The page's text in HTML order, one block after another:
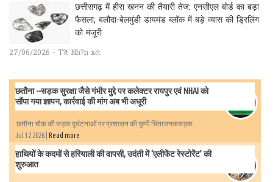
छत्तीसगढ़ में हीरा खनन की तैयारी तेज: एनसीएल बोर्ड का बड़ा
फैसला, बलौदा-बेलमुंडी डायमंड ब्लॉक में बड़े व्यास की ड्रिलिंग
को मंजूरी
27/06/2026 - T?t Nh?n xét
छतौना --सड़क सुरक्षा जैसे गंभीर मुद्दे पर कलेक्टर रायपुर एवं NHAI को
सौंपा गया ज्ञापन, कार्रवाई की मांग अब भी अधूरी
छतौना चौक की सड़क दुर्घटनाओं पर प्रशासन की चुप्पी चिंताजनकसड़क...
Jul 12 2026 | Read more
हाथियों के कदमों से हरियाली की वापसी, उदंती में ‘एलीफेंट रेस्टोरेंट’ की
शुरुआत